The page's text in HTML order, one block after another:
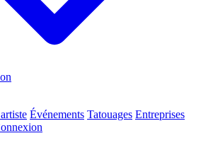
Événements Tatouages Entreprises